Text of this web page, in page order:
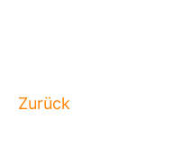
Zurück